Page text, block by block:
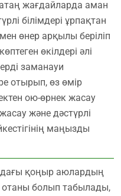
жағдайларда аман
білімдері ұрпақтан
өнер арқылы беріліп
өкілдері әлі
заманауи
отырып, өз өмір
ою-өрнек жасау
және дәстүрлі
маңызды
қоңыр аюлардың
болып табылады,